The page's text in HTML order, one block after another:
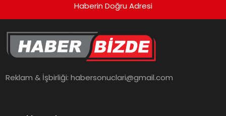
Haberin Doğru Adresi
Reklam & İşbirliği:habersonuclari@gmail.com